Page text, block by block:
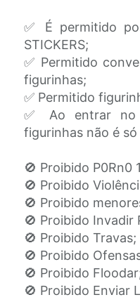
✅ É permitido
STICKERS;
✅ Permitido
figurinhas;
✅ Permitido
✅ Ao entrar no
figurinhas não é só
🚫 Proibido P0Rn0
🚫 Proibido
🚫 Proibido
🚫 Proibido Invadir
🚫 Proibido Travas;
🚫 Proibido
🚫 Proibido
🚫 Proibido Enviar